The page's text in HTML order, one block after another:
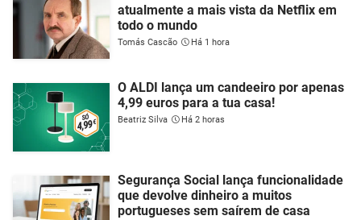
atualmente a mais vista da Netflix em
todo o mundo
Tomás Cascão Há 1 hora
O ALDI lança um candeeiro por apenas
4,99 euros para a tua casa!
Beatriz Silva Há 2 horas
Segurança Social lança funcionalidade
que devolve dinheiro a muitos
portugueses sem saírem de casa